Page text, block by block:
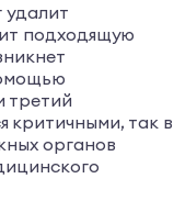
подходящую
третий
критичными, так в
органов